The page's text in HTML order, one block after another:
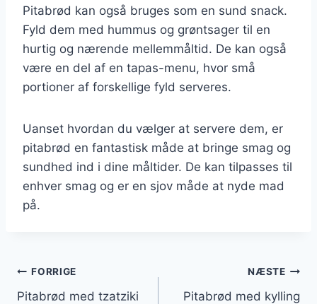
Pitabrød kan også bruges som en sund snack.
Fyld dem med hummus og grøntsager til en
hurtig og nærende mellemmåltid. De kan også
være en del af en tapas-menu, hvor små
portioner af forskellige fyld serveres.
Uanset hvordan du vælger at servere dem, er
pitabrød en fantastisk måde at bringe smag og
sundhed ind i dine måltider. De kan tilpasses til
enhver smag og er en sjov måde at nyde mad
på.
Indlægsnavigation
FORRIGE
Pitabrød med tzatziki
NÆSTE
Pitabrød med kylling